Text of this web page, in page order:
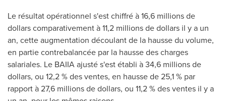
Le résultat opérationnel s'est chiffré à 16,6 millions de
dollars comparativement à 11,2 millions de dollars il y a un
an, cette augmentation découlant de la hausse du volume,
en partie contrebalancée par la hausse des charges
salariales. Le BAIIA ajusté s'est établi à 34,6 millions de
dollars, ou 12,2 % des ventes, en hausse de 25,1 % par
rapport à 27,6 millions de dollars, ou 11,2 % des ventes il y a